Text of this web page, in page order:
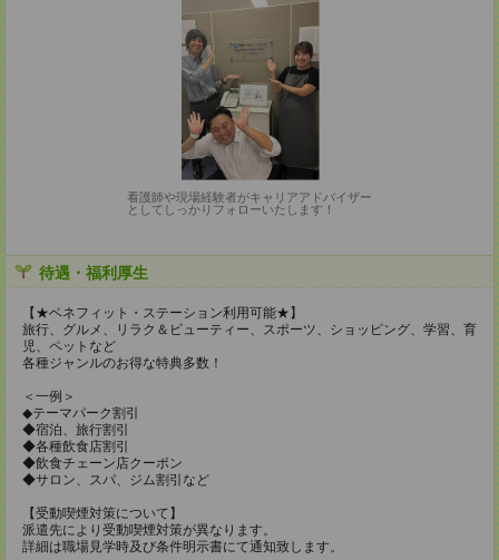
看護師や現場経験者がキャリアアドバイザー
としてしっかりフォローいたします！
待遇・福利厚生
【★ベネフィット・ステーション利用可能★】
旅行、グルメ、リラク＆ビューティー、スポーツ、ショッピング、学習、育
児、ペットなど
各種ジャンルのお得な特典多数！
＜一例＞
◆テーマパーク割引
◆宿泊、旅行割引
◆各種飲食店割引
◆飲食チェーン店クーポン
◆サロン、スパ、ジム割引など
【受動喫煙対策について】
派遣先により受動喫煙対策が異なります。
詳細は職場見学時及び条件明示書にて通知致します。